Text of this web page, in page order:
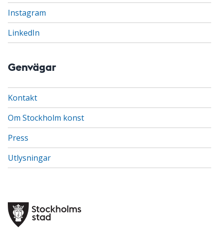
Instagram
LinkedIn
Genvägar
Kontakt
Om Stockholm konst
Press
Utlysningar